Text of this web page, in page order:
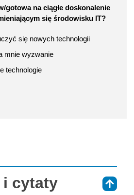
gotowa na ciągłe doskonalenie
się środowisku IT?
się nowych technologii
mnie wyzwanie
technologie
i cytaty